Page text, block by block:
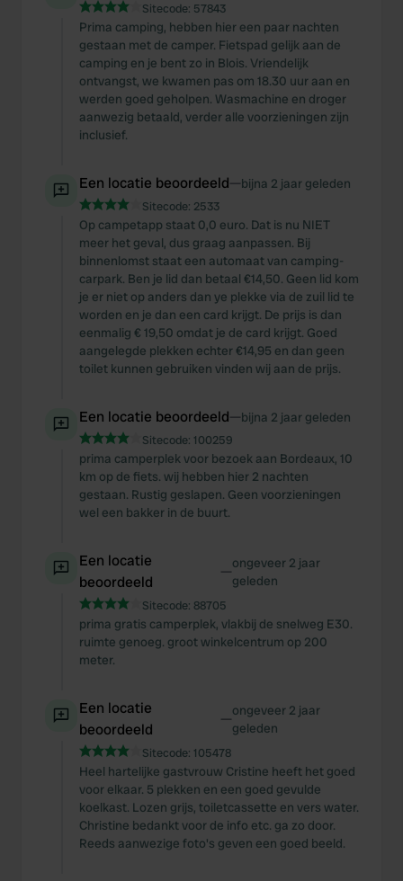
Sitecode: 57843
Prima camping, hebben hier een paar nachten
gestaan met de camper. Fietspad gelijk aan de
camping en je bent zo in Blois. Vriendelijk
ontvangst, we kwamen pas om 18.30 uur aan en
werden goed geholpen. Wasmachine en droger
aanwezig betaald, verder alle voorzieningen zijn
inclusief.
Een locatie beoordeeld—bijna 2 jaar geleden
Sitecode: 2533
Op campetapp staat 0,0 euro. Dat is nu NIET
meer het geval, dus graag aanpassen. Bij
binnenlomst staat een automaat van camping-
carpark. Ben je lid dan betaal €14,50. Geen lid kom
je er niet op anders dan ye plekke via de zuil lid te
worden en je dan een card krijgt. De prijs is dan
eenmalig € 19,50 omdat je de card krijgt. Goed
aangelegde plekken echter €14,95 en dan geen
toilet kunnen gebruiken vinden wij aan de prijs.
Een locatie beoordeeld—bijna 2 jaar geleden
Sitecode: 100259
prima camperplek voor bezoek aan Bordeaux, 10
km op de fiets. wij hebben hier 2 nachten
gestaan. Rustig geslapen. Geen voorzieningen
wel een bakker in de buurt.
Een locatie
beoordeeld
—ongeveer 2 jaar
geleden
Sitecode: 88705
prima gratis camperplek, vlakbij de snelweg E30.
ruimte genoeg. groot winkelcentrum op 200
meter.
Een locatie
beoordeeld
—ongeveer 2 jaar
geleden
Sitecode: 105478
Heel hartelijke gastvrouw Cristine heeft het goed
voor elkaar. 5 plekken en een goed gevulde
koelkast. Lozen grijs, toiletcassette en vers water.
Christine bedankt voor de info etc. ga zo door.
Reeds aanwezige foto's geven een goed beeld.